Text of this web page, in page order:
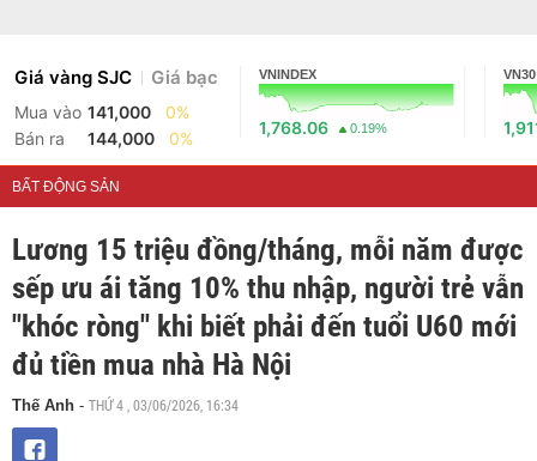
Giá vàng SJC Giá bạc
Mua vào 141,000
0%
Bán ra
144,000 0%
VNINDEX
1,768.06 0.19%
VN30
BẤT ĐỘNG SẢN
Lương 15 triệu đồng/tháng, mỗi năm được
sếp ưu ái tăng 10% thu nhập, người trẻ vẫn
"khóc ròng" khi biết phải đến tuổi U60 mới
đủ tiền mua nhà Hà Nội
Thế Anh - THỨ 4 , 03/06/2026, 16:34